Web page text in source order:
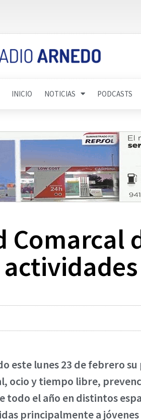
INICIO NOTICIAS PODCASTS
Comarcal
este lunes 23 de febrero
y tiempo libre,
el año en distintos
principalmente a jóvenes